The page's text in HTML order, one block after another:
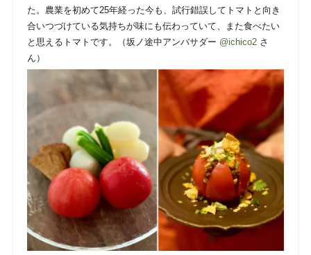
た。 農業を初めて25年経った今も、試行錯誤してトマトと向き
合いつづけている気持ちが味にも伝わっていて、また食べたい
と思えるトマトです。（坂ノ途中アンバサダー @ichico2さ
ん）